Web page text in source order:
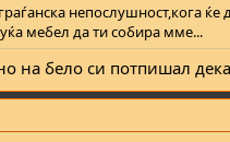
непослушност,кога
мебел да ти собира мме...
на бело си потпишал